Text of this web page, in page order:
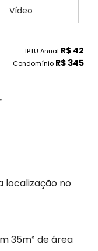
Vídeo
IPTU Anual R$ 42
Condomínio R$ 345
localização no
35m² de área